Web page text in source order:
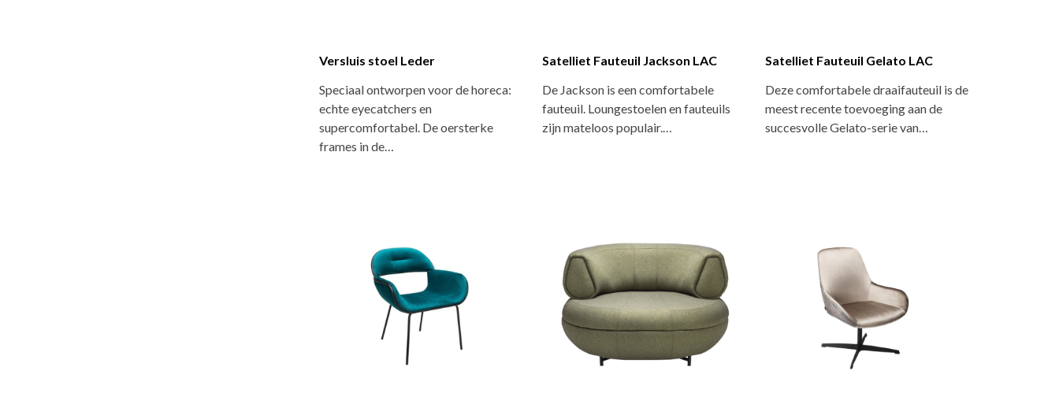
Versluis stoel Leder
Speciaal ontworpen voor de horeca:
echte eyecatchers en
supercomfortabel. De oersterke
frames in de…
Satelliet Fauteuil Jackson LAC
De Jackson is een comfortabele
fauteuil. Loungestoelen en fauteuils
zijn mateloos populair.…
Satelliet Fauteuil Gelato LAC
Deze comfortabele draaifauteuil is de
meest recente toevoeging aan de
succesvolle Gelato-serie van…